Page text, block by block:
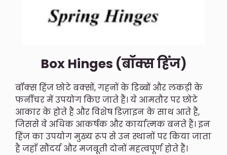
Box Hinges (बॉक्स हिंज)
बॉक्स हिंज छोटे बक्सों, गहनों के डिब्बों और लकड़ी के
फर्नीचर में उपयोग किए जाते हैं। ये आमतौर पर छोटे
आकार के होते हैं और विशेष डिज़ाइन के साथ आते हैं,
जिससे वे अधिक आकर्षक और कार्यात्मक बनते हैं। इन
हिंज का उपयोग मुख्य रूप से उन स्थानों पर किया जाता
है जहाँ सौंदर्य और मजबूती दोनों महत्वपूर्ण होते हैं।